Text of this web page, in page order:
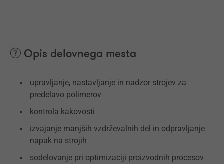
Opis delovnega mesta
upravljanje, nastavljanje in nadzor strojev za
predelavo polimerov
kontrola kakovosti
izvajanje manjših vzdrževalnih del in odpravljanje
napak na strojih
sodelovanje pri optimizaciji proizvodnih procesov